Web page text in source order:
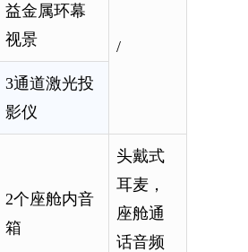
益金属环幕
视景
/
3通道激光投
影仪
2个座舱内音
箱
头戴式
耳麦，
座舱通
话音频